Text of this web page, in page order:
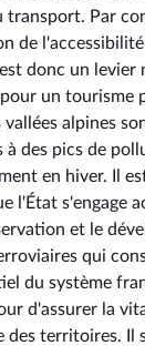
transport. Par
de
donc un levier
un tourisme
vallées alpines
à des pics de
en hiver. Il
l'État s'engage
et le
qui
du système
d'assurer la
des territoires. Il